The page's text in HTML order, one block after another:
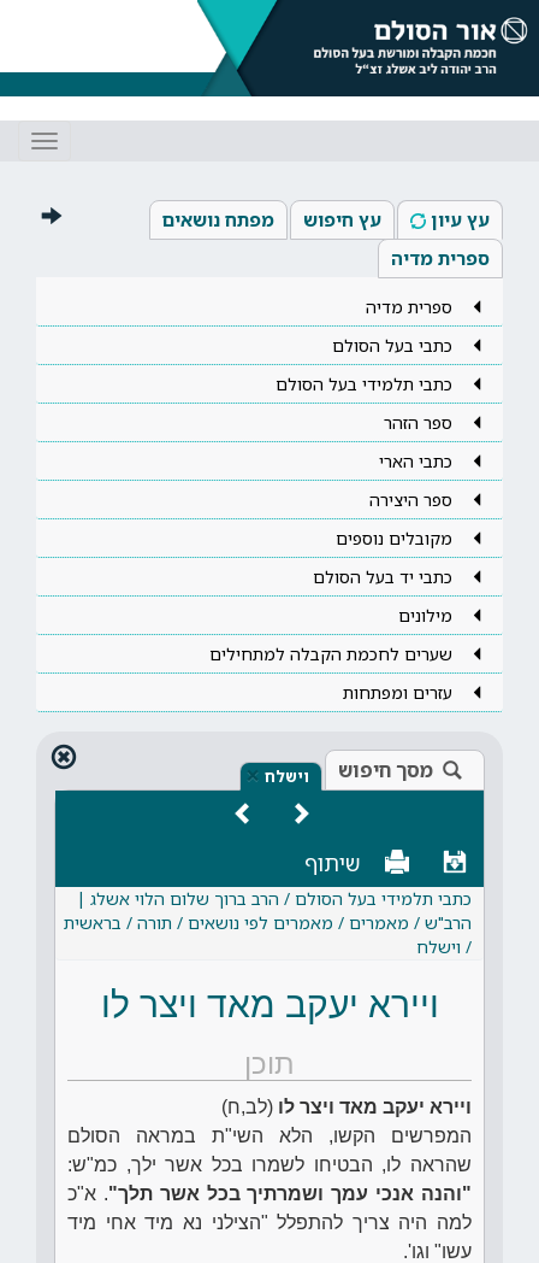
עץ עיון עץ חיפוש
מפתח נושאים
ספרית מדיה
ספרית מדיה
כתבי בעל הסולם
כתבי תלמידי בעל הסולם
ספר הזהר
כתבי הארי
ספר היצירה
מקובלים נוספים
כתבי יד בעל הסולם
מילונים
שערים לחכמת הקבלה למתחילים
עזרים ומפתחות
מסך חיפוש וישלח ×
שיתוף
כתבי תלמידי בעל הסולם / הרב ברוך שלום הלוי אשלג |
הרב"ש / מאמרים / מאמרים לפי נושאים / תורה / בראשית
/ וישלח
ויירא יעקב מאד ויצר לו
תוכן
ויירא יעקב מאד ויצר לו (לב,ח)
המפרשים הקשו, הלא השי"ת במראה הסולם
שהראה לו, הבטיחו לשמרו בכל אשר ילך, כמ"ש:
"והנה אנכי עמך ושמרתיך בכל אשר תלך". א"כ
למה היה צריך להתפלל "הצילני נא מיד אחי מיד
עשו" וגו'.